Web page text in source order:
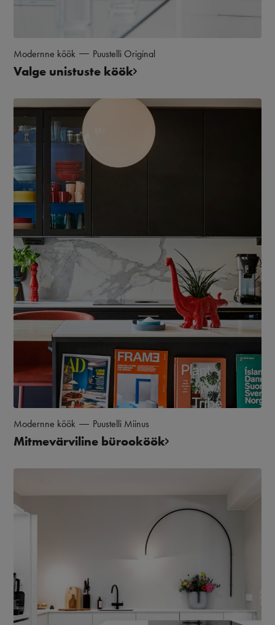
Modernne köök Puustelli Original
Valge unistuste köök
Modernne köök Puustelli Miinus
Mitmevärviline bürooköök